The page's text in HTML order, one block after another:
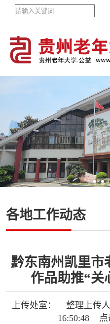
各地工作动态
黔东南州凯里市
作品助推“关
上传处室： 整理上传
16:50:48 点